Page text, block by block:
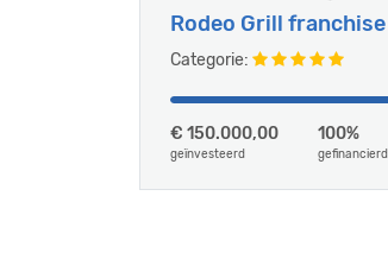
Rodeo Grill franchise
Categorie:
€ 150.000,00
geïnvesteerd
100%
gefinancierd